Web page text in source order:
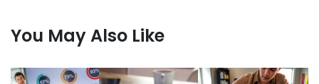
You May Also Like